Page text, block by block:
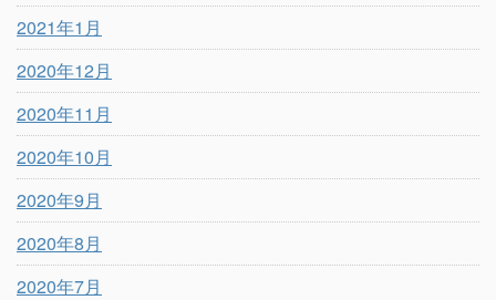
2021年1月
2020年12月
2020年11月
2020年10月
2020年9月
2020年8月
2020年7月